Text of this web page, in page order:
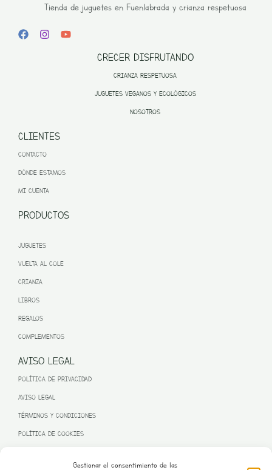
Gestionar el consentimiento de las
Tienda de juguetes en Fuenlabrada y crianza respetuosa
CRECER DISFRUTANDO
CRIANZA RESPETUOSA
JUGUETES VEGANOS Y ECOLÓGICOS
NOSOTROS
CLIENTES
CONTACTO
DÓNDE ESTAMOS
MI CUENTA
PRODUCTOS
JUGUETES
VUELTA AL COLE
CRIANZA
LIBROS
REGALOS
COMPLEMENTOS
AVISO LEGAL
POLÍTICA DE PRIVACIDAD
AVISO LEGAL
TÉRMINOS Y CONDICIONES
POLÍTICA DE COOKIES